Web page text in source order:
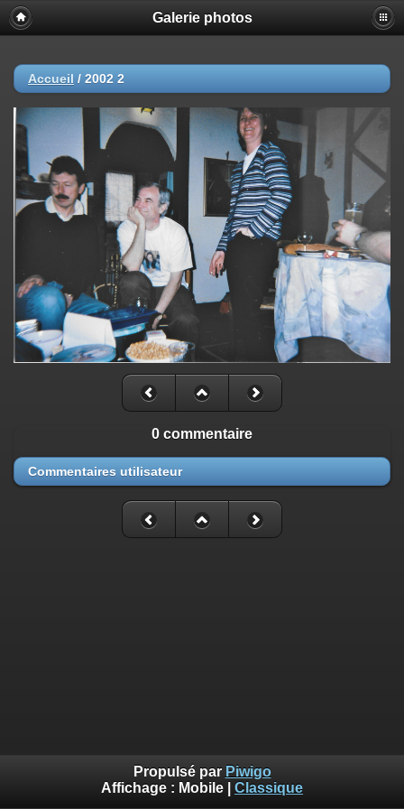
Galerie photos
Accueil / 2002 2
0 commentaire
Commentaires utilisateur
Propulsé par Piwigo
Affichage : Mobile Classique